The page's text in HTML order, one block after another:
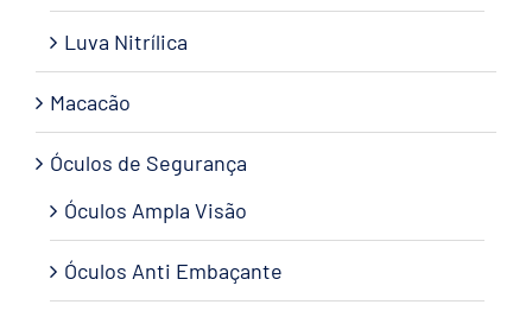
Luva Nitrílica
Macacão
Óculos de Segurança
Óculos Ampla Visão
Óculos Anti Embaçante